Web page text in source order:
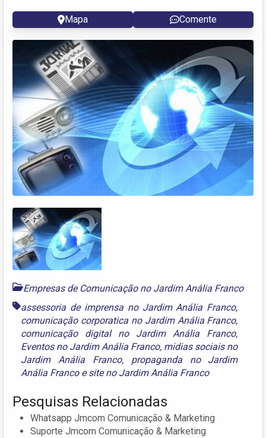
Mapa Comente
Empresas de Comunicação no Jardim Anália Franco
assessoria de imprensa no Jardim Anália Franco,
comunicação corporatica no Jardim Anália Franco,
comunicação digital no Jardim Anália Franco,
Eventos no Jardim Anália Franco, midias sociais no
Jardim Anália Franco, propaganda no Jardim
Anália Francoesite no Jardim Anália Franco
Pesquisas Relacionadas
Whatsapp Jmcom Comunicação & Marketing
Suporte Jmcom Comunicação & Marketing